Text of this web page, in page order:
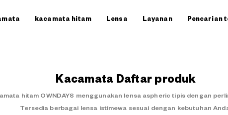
kacamata hitam Lensa Layanan Pencarian
Kacamata Daftar produk
hitam OWNDAYS menggunakan lensa aspheric tipis dengan
Tersedia berbagai lensa istimewa sesuai dengan kebutuhan